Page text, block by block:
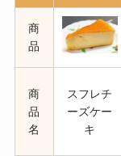
商
品
商
品
名
スフレチ
ーズケー
キ